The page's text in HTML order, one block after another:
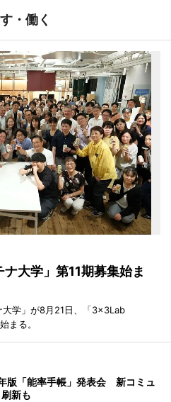
・働く
大学」第11期募集始ま
学」が8月21日、「3×3Lab
まる。
版「能率手帳」発表会 新コミュ
新も